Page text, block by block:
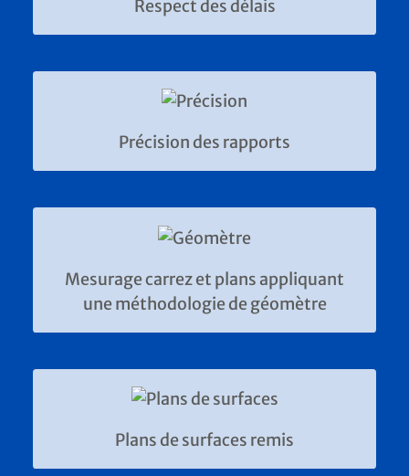
Respect des délais
Précision des rapports
Mesurage carrez et plans appliquant
une méthodologie de géomètre
Plans de surfaces remis